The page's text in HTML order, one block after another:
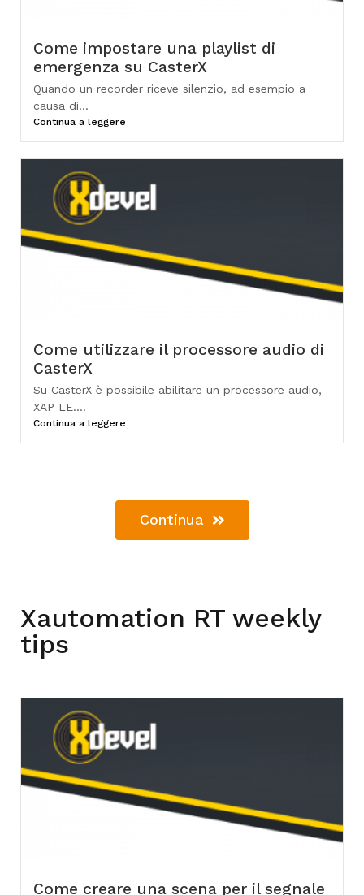
Come impostare una playlist di
emergenza su CasterX
Quando un recorder riceve silenzio, ad esempio a
causa di...
Continua a leggere
Come utilizzare il processore audio di
CasterX
Su CasterX è possibile abilitare un processore audio,
XAP LE....
Continua a leggere
Continua
Xautomation RT weekly
tips
Come creare una scena per il segnale